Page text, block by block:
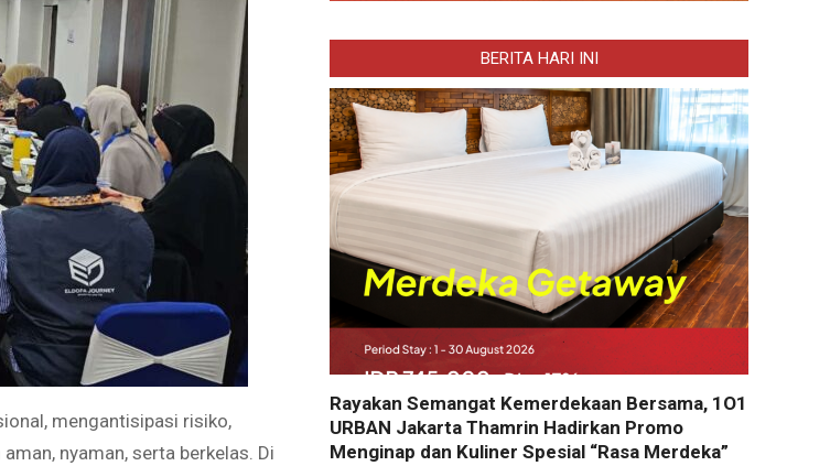
mengantisipasi risiko,
nyaman, serta berkelas. Di
BERITA HARI INI
Rayakan Semangat Kemerdekaan Bersama, 1O1
URBAN Jakarta Thamrin Hadirkan Promo
Menginap dan Kuliner Spesial “Rasa Merdeka”